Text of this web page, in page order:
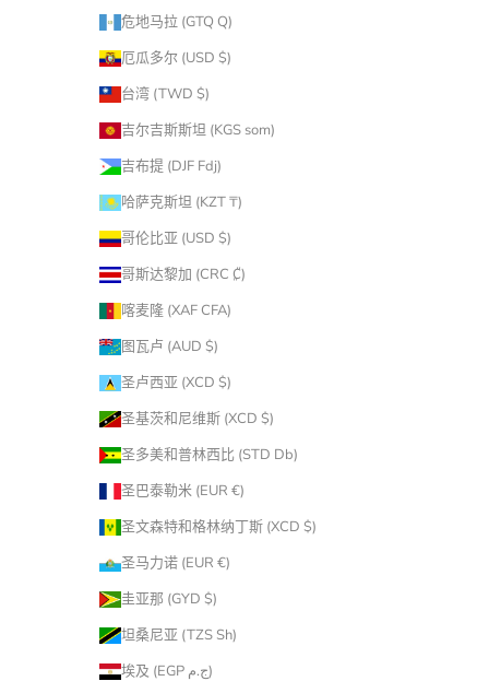
危地马拉 (GTQ Q)
厄瓜多尔 (USD $)
台湾 (TWD $)
吉尔吉斯斯坦 (KGS som)
吉布提 (DJF Fdj)
哈萨克斯坦 (KZT ₸)
哥伦比亚 (USD $)
哥斯达黎加 (CRC ₡)
喀麦隆 (XAF CFA)
图瓦卢 (AUD $)
圣卢西亚 (XCD $)
圣基茨和尼维斯 (XCD $)
圣多美和普林西比 (STD Db)
圣巴泰勒米 (EUR €)
圣文森特和格林纳丁斯 (XCD $)
圣马力诺 (EUR €)
圭亚那 (GYD $)
坦桑尼亚 (TZS Sh)
埃及 (EGP ج.م)